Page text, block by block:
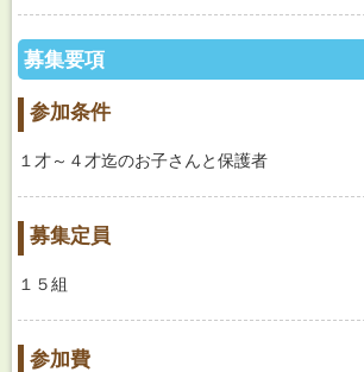
募集要項
参加条件
１才～４才迄のお子さんと保護者
募集定員
１５組
参加費